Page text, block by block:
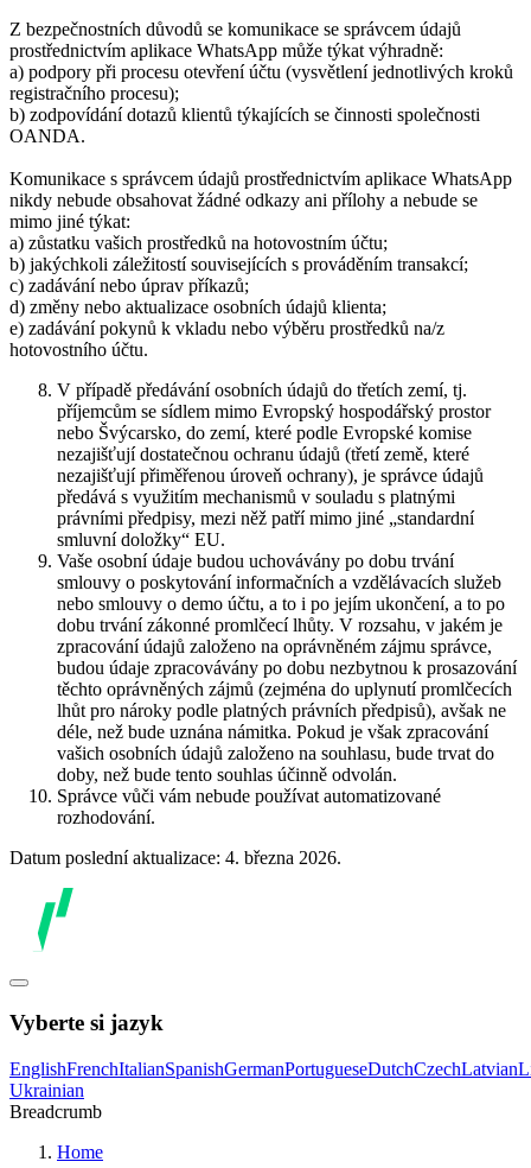
Z bezpečnostních důvodů se komunikace se správcem údajů
prostřednictvím aplikace WhatsApp může týkat výhradně:
a) podpory při procesu otevření účtu (vysvětlení jednotlivých kroků
registračního procesu);
b) zodpovídání dotazů klientů týkajících se činnosti společnosti
OANDA.
Komunikace s správcem údajů prostřednictvím aplikace WhatsApp
nikdy nebude obsahovat žádné odkazy ani přílohy a nebude se
mimo jiné týkat:
a) zůstatku vašich prostředků na hotovostním účtu;
b) jakýchkoli záležitostí souvisejících s prováděním transakcí;
c) zadávání nebo úprav příkazů;
d) změny nebo aktualizace osobních údajů klienta;
e) zadávání pokynů k vkladu nebo výběru prostředků na/z
hotovostního účtu.
V případě předávání osobních údajů do třetích zemí, tj.
příjemcům se sídlem mimo Evropský hospodářský prostor
nebo Švýcarsko, do zemí, které podle Evropské komise
nezajišťují dostatečnou ochranu údajů (třetí země, které
nezajišťují přiměřenou úroveň ochrany), je správce údajů
předává s využitím mechanismů v souladu s platnými
právními předpisy, mezi něž patří mimo jiné „standardní
smluvní doložky“ EU.
Vaše osobní údaje budou uchovávány po dobu trvání
smlouvy o poskytování informačních a vzdělávacích služeb
nebo smlouvy o demo účtu, a to i po jejím ukončení, a to po
dobu trvání zákonné promlčecí lhůty. V rozsahu, v jakém je
zpracování údajů založeno na oprávněném zájmu správce,
budou údaje zpracovávány po dobu nezbytnou k prosazování
těchto oprávněných zájmů (zejména do uplynutí promlčecích
lhůt pro nároky podle platných právních předpisů), avšak ne
déle, než bude uznána námitka. Pokud je však zpracování
vašich osobních údajů založeno na souhlasu, bude trvat do
doby, než bude tento souhlas účinně odvolán.
Správce vůči vám nebude používat automatizované
rozhodování.
Datum poslední aktualizace: 4. března 2026.
Vyberte si jazyk
EnglishFrenchItalianSpanishGermanPortugueseDutchCzechLatvian
Ukrainian
Breadcrumb
Home